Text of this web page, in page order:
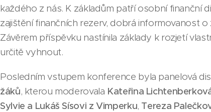
každého z nás. K základům patří osobní finanční
zajištění finančních rezerv, dobrá informovanost
Závěrem příspěvku nastínila základy k rozjetí
určitě vyhnout.
Posledním vstupem konference byla panelová
žáků, kterou moderovala Kateřina
Sylvie a Lukáš Sísovi z Vimperku, Tereza